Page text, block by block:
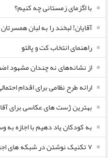
با اگزمای زمستانی چه کنیم؟
آقایان! لبخند را به لبان
راهنمای انتخاب کت و پالتو
از نشانه‌های نه چندان مشهود
ارائه طرح نظامی برای اقدام
بهترین ژست های عکاسی برای
به کودکان یاد دهیم با اجازه
۷ تکنیک نوشتن در شبکه های اجتماعی